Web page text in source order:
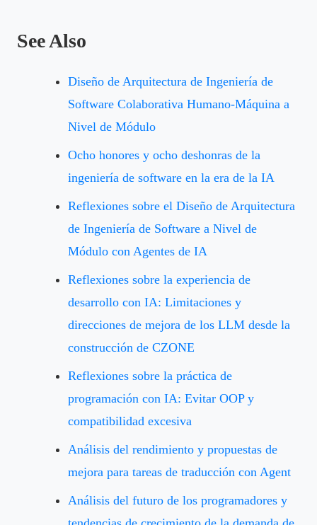
See Also
Diseño de Arquitectura de Ingeniería de
Software Colaborativa Humano-Máquina a
Nivel de Módulo
Ocho honores y ocho deshonras de la
ingeniería de software en la era de la IA
Reflexiones sobre el Diseño de Arquitectura
de Ingeniería de Software a Nivel de
Módulo con Agentes de IA
Reflexiones sobre la experiencia de
desarrollo con IA: Limitaciones y
direcciones de mejora de los LLM desde la
construcción de CZONE
Reflexiones sobre la práctica de
programación con IA: Evitar OOP y
compatibilidad excesiva
Análisis del rendimiento y propuestas de
mejora para tareas de traducción con Agent
Análisis del futuro de los programadores y